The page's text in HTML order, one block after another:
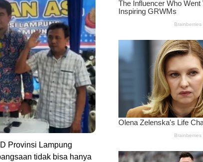
Provinsi Lampung
tidak bisa hanya